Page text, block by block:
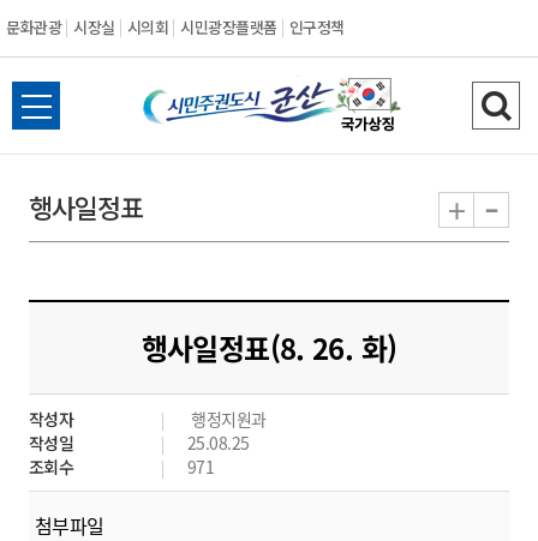
문화관광 시장실 시의회 시민광장플랫폼 인구정책
시
민
도
시
군
산
전
체
뉴
열
검
색
기
행사일정표 + -
행사일정표(8. 26. 화)
작성자
행정지원과
작성일
25.08.25
조회수
971
첨부파일